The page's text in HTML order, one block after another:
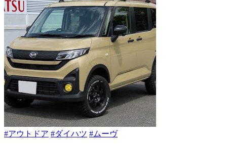
#アウトドア #ダイハツ #ムーヴ